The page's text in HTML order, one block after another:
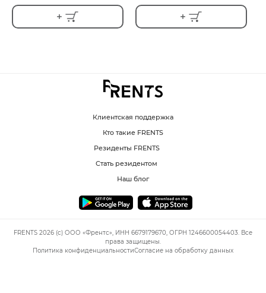
Клиентская поддержка
Кто такие FRENTS
Резиденты FRENTS
Стать резидентом
Наш блог
FRENTS 2026 (c) ООО «Френтс», ИНН 6679179670, ОГРН 1246600054403. Все
права защищены.
Политика конфиденциальностиСогласие на обработку данных